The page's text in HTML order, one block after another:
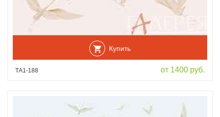
Купить
ТА1-188 от 1400 руб.